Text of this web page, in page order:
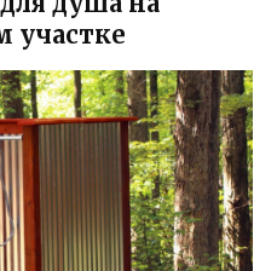
участке